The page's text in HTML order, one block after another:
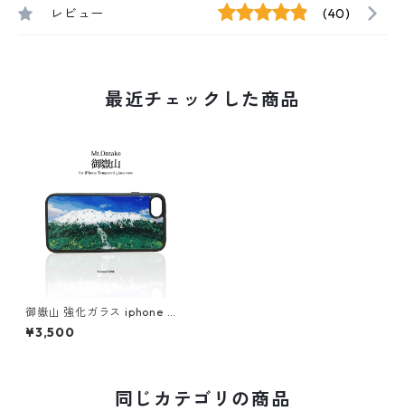
レビュー (40)
最近チェックした商品
御嶽山 強化ガラス iphone ス
マホケース スマホカバー登山
山 アウトドア 北アルプス
¥3,500
同じカテゴリの商品